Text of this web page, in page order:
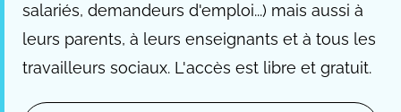
salariés, demandeurs d'emploi...) mais aussi à
leurs parents, à leurs enseignants et à tous les
travailleurs sociaux. L'accès est libre et gratuit.